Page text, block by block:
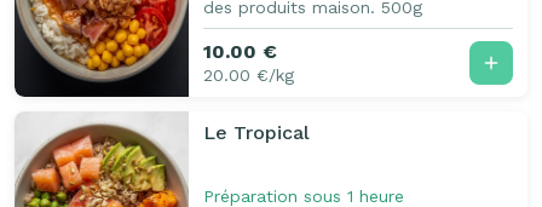
des produits maison. 500g
10.00 €
20.00 €/kg
Le Tropical
Préparation sous 1 heure